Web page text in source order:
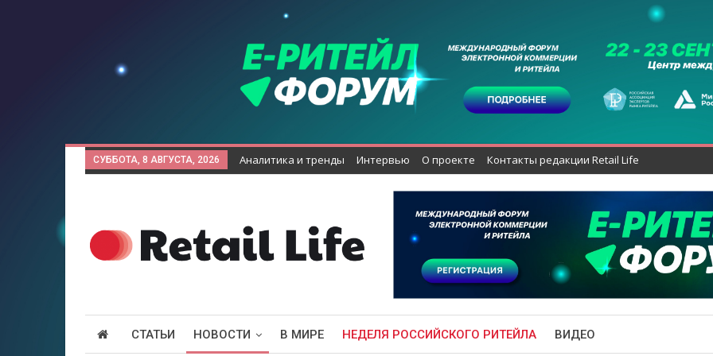
СУББОТА, 8 АВГУСТА, 2026 Аналитика и тренды Интервью О проекте Контакты редакции Retail Life
СТАТЬИ НОВОСТИ В МИРЕ НЕДЕЛЯ РОССИЙСКОГО РИТЕЙЛА ВИДЕО